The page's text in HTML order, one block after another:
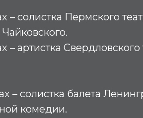
– солистка Пермского
– артистка Свердловского
– солистка балета
комедии.